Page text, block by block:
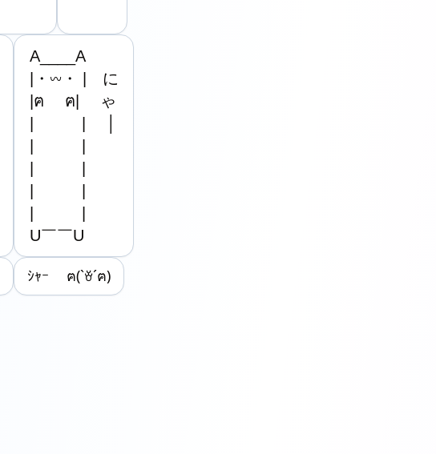
A____A
|・𖥦・ |　に
|ฅ　 ฅ|　 ゃ
U￣￣U
ｼｬｰ ฅ(`ꈊ´ฅ)